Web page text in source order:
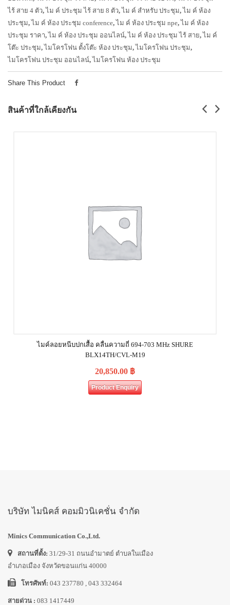
ไร้ สาย 4 ตัว,ไม ค์ ประชุม ไร้ สาย 8 ตัว,ไม ค์ สำหรับ ประชุม,ไม ค์ ห้อง
ประชุม,ไม ค์ ห้อง ประชุม conference,ไม ค์ ห้อง ประชุม npe,ไม ค์ ห้อง
ประชุม ราคา,ไม ค์ ห้อง ประชุม ออนไลน์,ไม ค์ ห้อง ประชุม ไร้ สาย,ไม ค์
โต๊ะ ประชุม,ไมโครโฟน ตั้งโต๊ะ ห้อง ประชุม,ไมโครโฟน ประชุม,
ไมโครโฟน ประชุม ออนไลน์,ไมโครโฟน ห้อง ประชุม
Share This Product
สินค้าที่ใกล้เคียงกัน
ไมค์ลอยหนีบปกเสื้อ คลื่นความถี่ 694-703 MHz SHURE
BLX14TH/CVL-M19
20,850.00 ฿
Product Enquiry
บริษัท ไมนิคส์ คอมมิวนิเคชั่น จำกัด
Minics Communication Co.,Ltd.
สถานที่ตั้ง: 31/29-31 ถนนอำมาตย์ ตำบลในเมือง
อำเภอเมือง จังหวัดขอนแก่น 40000
โทรศัพท์: 043 237780 , 043 332464
สายด่วน : 083 1417449